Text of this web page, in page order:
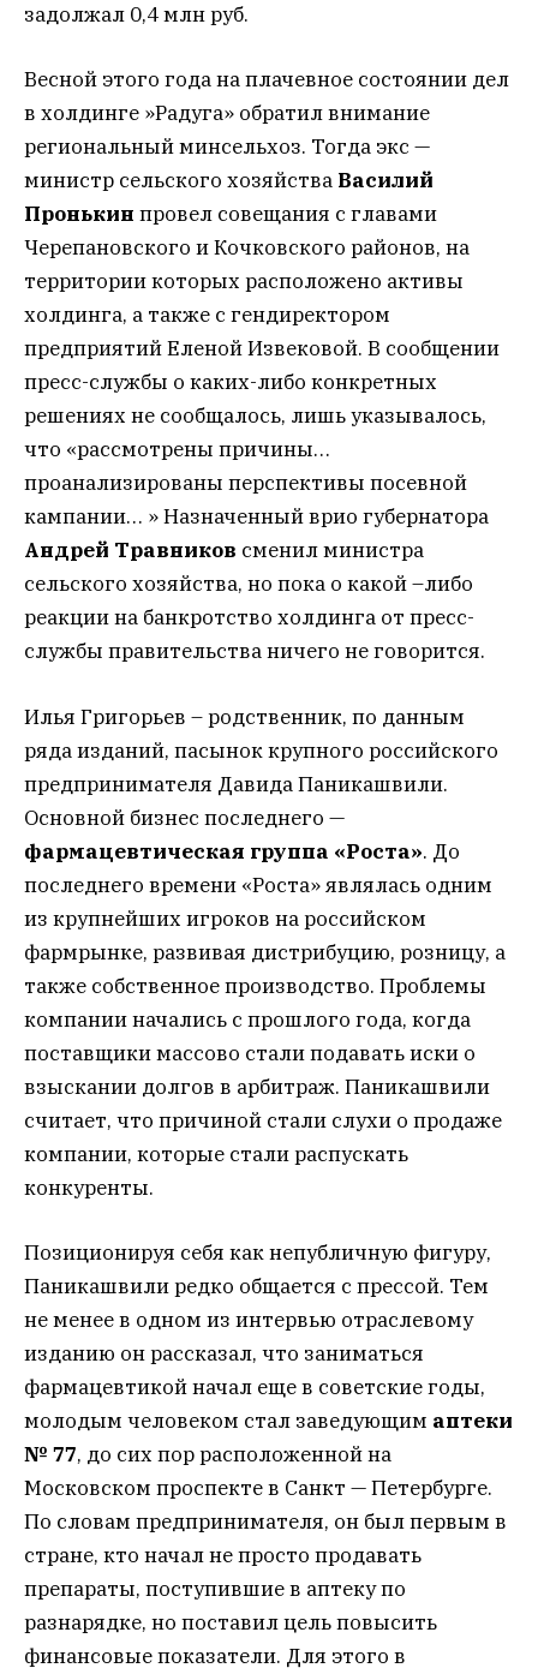
задолжал 0,4 млн руб.
Весной этого года на плачевное состоянии дел
в холдинге »Радуга» обратил внимание
региональный минсельхоз. Тогда экс —
министр сельского хозяйства Василий
Пронькин провел совещания с главами
Черепановского и Кочковского районов, на
территории которых расположено активы
холдинга, а также с гендиректором
предприятий Еленой Извековой. В сообщении
пресс-службы о каких-либо конкретных
решениях не сообщалось, лишь указывалось,
что «рассмотрены причины…
проанализированы перспективы посевной
кампании… » Назначенный врио губернатора
Андрей Травников сменил министра
сельского хозяйства, но пока о какой –либо
реакции на банкротство холдинга от пресс-
службы правительства ничего не говорится.
Илья Григорьев – родственник, по данным
ряда изданий, пасынок крупного российского
предпринимателя Давида Паникашвили.
Основной бизнес последнего —
фармацевтическая группа «Роста». До
последнего времени «Роста» являлась одним
из крупнейших игроков на российском
фармрынке, развивая дистрибуцию, розницу, а
также собственное производство. Проблемы
компании начались с прошлого года, когда
поставщики массово стали подавать иски о
взыскании долгов в арбитраж. Паникашвили
считает, что причиной стали слухи о продаже
компании, которые стали распускать
конкуренты.
Позиционируя себя как непубличную фигуру,
Паникашвили редко общается с прессой. Тем
не менее в одном из интервью отраслевому
изданию он рассказал, что заниматься
фармацевтикой начал еще в советские годы,
молодым человеком стал заведующим аптеки
№ 77, до сих пор расположенной на
Московском проспекте в Санкт — Петербурге.
По словам предпринимателя, он был первым в
стране, кто начал не просто продавать
препараты, поступившие в аптеку по
разнарядке, но поставил цель повысить
финансовые показатели. Для этого в